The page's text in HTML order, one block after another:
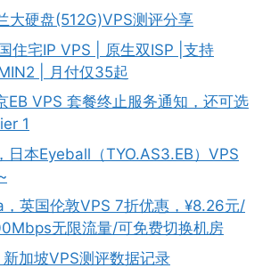
大硬盘(512G)VPS测评分享
住宅IP VPS | 原生双ISP |支持
| 月付仅35起
EB VPS 套餐终止服务通知，还可选
1
日本Eyeball（TYO.AS3.EB）VPS
英国伦敦VPS 7折优惠，¥8.26元/
无限流量/可免费切换机房
加坡VPS测评数据记录